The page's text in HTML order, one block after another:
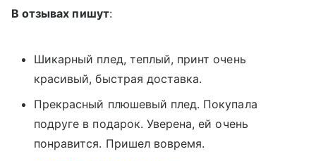
В отзывах пишут:
Шикарный плед, теплый, принт очень
красивый, быстрая доставка.
Прекрасный плюшевый плед. Покупала
подруге в подарок. Уверена, ей очень
понравится. Пришел вовремя.